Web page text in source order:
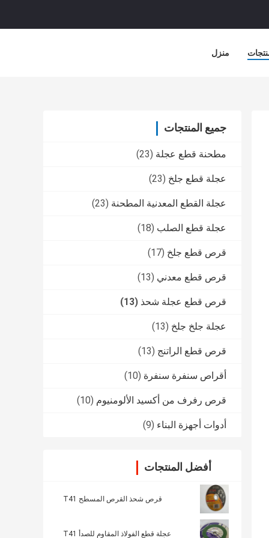
منزل
جميع المنتجات
مطحنة قطع عجلة (23)
عجلة قطع جلخ (23)
عجلة القطع المعدنية المطحنة (23)
عجلة قطع الصلب (18)
قرص قطع جلخ (17)
قرص قطع معدني (13)
قرص قطع عجلة شحذ (13)
عجلة جلخ جلخ (13)
قرص قطع الراتنج (13)
أقراص سنفرة سنفرة (10)
قرص رفرف من أكسيد الألومنيوم (10)
أدوات أجهزة البناء (9)
أفضل المنتجات
قرص شحذ القرص المسطح T41
عجلة قطع الفولاذ المقاوم للصدأ T41